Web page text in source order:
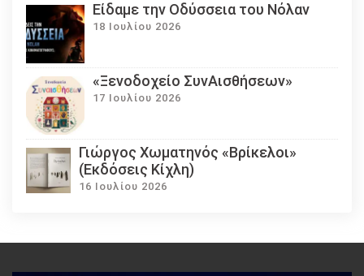
Eίδαμε την Οδύσσεια του Νόλαν
18 Ιουλίου 2026
«Ξενοδοχείο ΣυνΑισθήσεων»
17 Ιουλίου 2026
Γιώργος Χωματηνός «Βρίκελοι»
(Εκδόσεις Κίχλη)
16 Ιουλίου 2026